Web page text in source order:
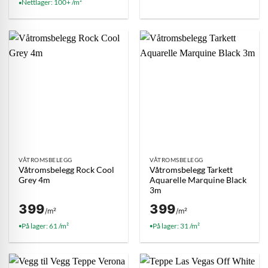
●Nettlager: 100+ /m²
VÅTROMSBELEGG
Våtromsbelegg Rock Cool
Grey 4m
399/m²
●På lager: 61 /m²
VÅTROMSBELEGG
Våtromsbelegg Tarkett
Aquarelle Marquine Black
3m
399/m²
●På lager: 31 /m²